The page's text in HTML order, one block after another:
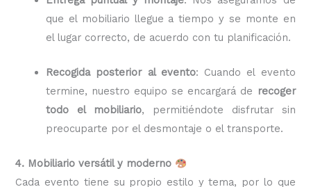
que el mobiliario llegue a tiempo y se monte en
el lugar correcto, de acuerdo con tu planificación.
Recogida posterior al evento: Cuando el evento
termine, nuestro equipo se encargará de recoger
todo el mobiliario, permitiéndote disfrutar sin
preocuparte por el desmontaje o el transporte.
4. Mobiliario versátil y moderno
Cada evento tiene su propio estilo y tema, por lo que